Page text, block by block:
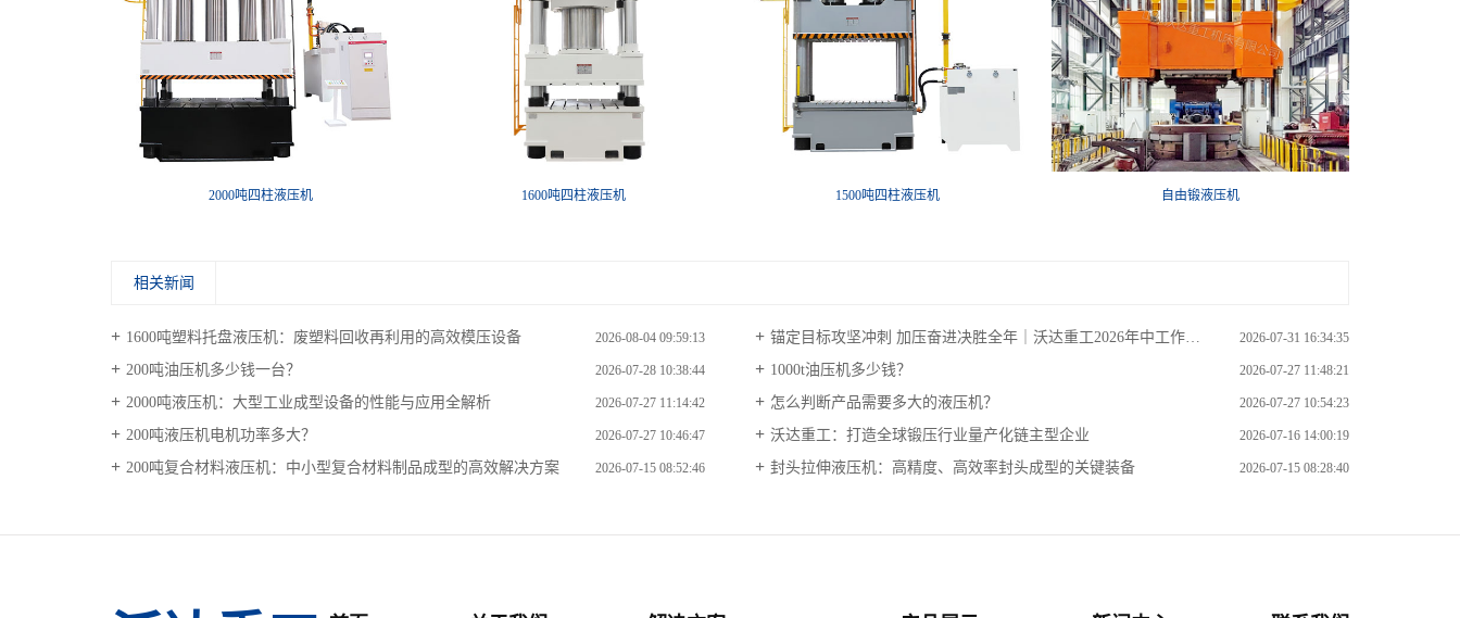
2000吨四柱液压机 1600吨四柱液压机 1500吨四柱液压机 自由锻液压机
相关新闻
1600吨塑料托盘液压机：废塑料回收再利用的高效模压设备 2026-08-04 09:59:13 锚定目标攻坚冲刺 加压奋进决胜全年｜沃达重工2026年中工作会议 2026-07-31 16:34:35
200吨油压机多少钱一台？ 2026-07-28 10:38:44 1000t油压机多少钱？ 2026-07-27 11:48:21
2000吨液压机：大型工业成型设备的性能与应用全解析 2026-07-27 11:14:42 怎么判断产品需要多大的液压机？ 2026-07-27 10:54:23
200吨液压机电机功率多大？ 2026-07-27 10:46:47 沃达重工：打造全球锻压行业量产化链主型企业 2026-07-16 14:00:19
200吨复合材料液压机：中小型复合材料制品成型的高效解决方案 2026-07-15 08:52:46 封头拉伸液压机：高精度、高效率封头成型的关键装备 2026-07-15 08:28:40